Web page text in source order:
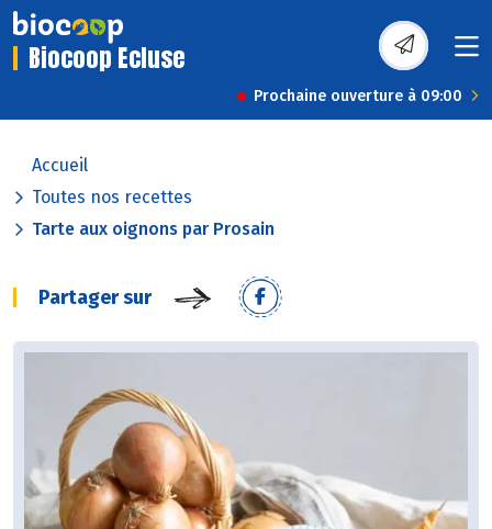
Biocoop Ecluse
Prochaine ouverture à 09:00
Accueil
Toutes nos recettes
Tarte aux oignons par Prosain
Partager sur